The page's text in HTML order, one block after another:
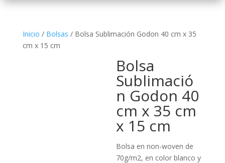
Inicio / Bolsas / Bolsa Sublimación Godon 40 cm x 35
cm x 15 cm
Bolsa
Sublimació
n Godon 40
cm x 35 cm
x 15 cm
Bolsa en non-woven de
70g/m2, en color blanco y